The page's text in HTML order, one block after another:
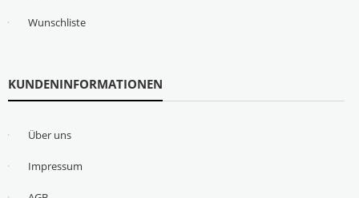
Wunschliste
KUNDENINFORMATIONEN
Über uns
Impressum